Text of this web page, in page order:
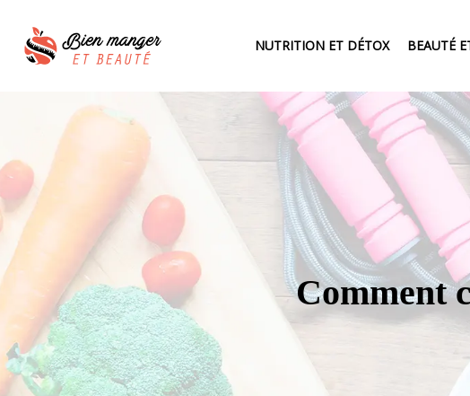
NUTRITION ET DÉTOX BEAUTÉ
Comment